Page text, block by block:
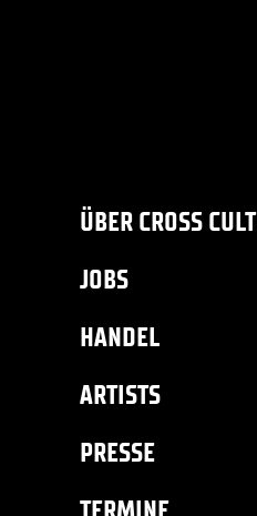
ÜBER CROSS CULT
JOBS
HANDEL
ARTISTS
PRESSE